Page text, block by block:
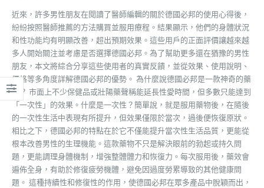
近來，許多男性朋友在閱讀了醫師編輯的關於德國必邦的使用心得後，
紛紛按照醫師推薦的方法購買並服用療程。結果顯示，他們的身體狀況
和性功能均有明顯改善，超出預期效果。這些用戶的正面評價讓越來越
多人開始關注並考慮是否選擇德國必邦。為了幫助更多還在猶豫的男性
朋友，本文將綜合分享這些使用者的真實反饋，並從效果、使用說明、
價格等多角度詳解德國必邦的優勢。 為什麼說德國必邦是一款神奇的藥
物？ 市面上不少保健品或壯陽藥聲稱能延長性愛時間，但多數只能達到
「一次性」的效果。什麼是一次性？簡單說，就是服用藥物後，在隨後
的一次性生活中表現有所提升，但效果僅限於當次，過後便恢復原狀。
相比之下，德國必邦的特點在於它不僅能提升當次性生活品質，更能從
根本改善男性的生理機能。這款藥物不只是解決眼前的勃起或持久問
題，更能調理身體機制，增強整體體力和恢復力。每次服用後，藥效會
遍佈全身，有助於修復疲勞機體，避免因過度勞累導致的其他健康問
題。 這種持續性和修復性的作用，使德國必邦在眾多產品中脫穎而出，